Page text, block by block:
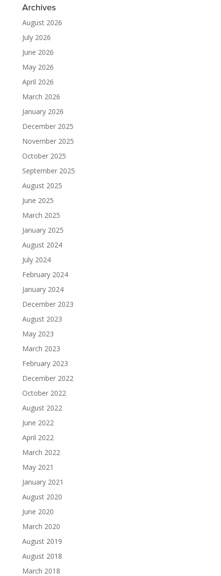
Archives
August 2026
July 2026
June 2026
May 2026
April 2026
March 2026
January 2026
December 2025
November 2025
October 2025
September 2025
August 2025
June 2025
March 2025
January 2025
August 2024
July 2024
February 2024
January 2024
December 2023
August 2023
May 2023
March 2023
February 2023
December 2022
October 2022
August 2022
June 2022
April 2022
March 2022
May 2021
January 2021
August 2020
June 2020
March 2020
August 2019
August 2018
March 2018